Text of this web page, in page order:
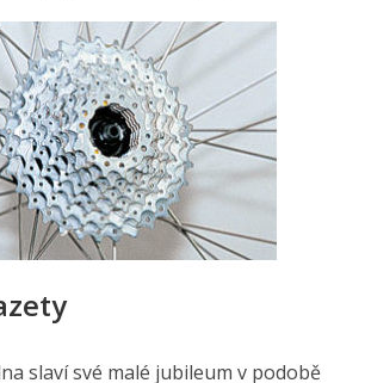
slaví své malé jubileum v podobě